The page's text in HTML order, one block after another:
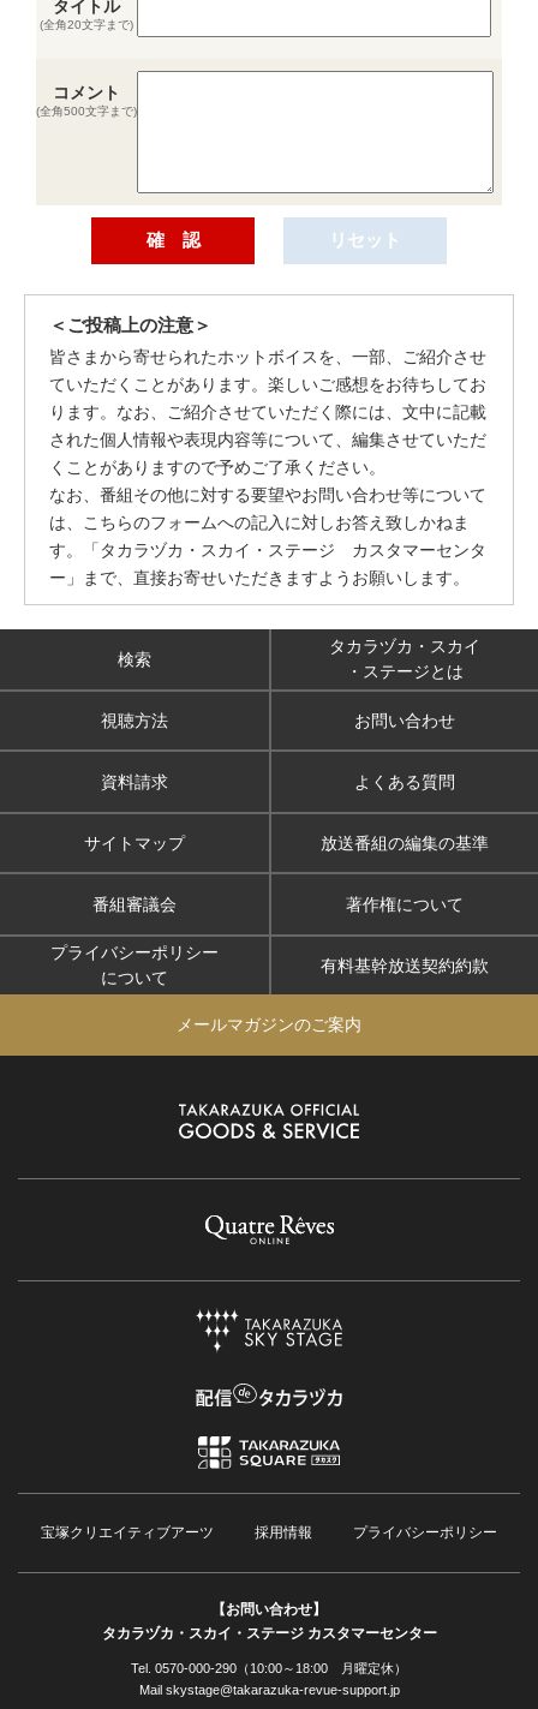
タイトル
(全角20文字まで)
コメント
(全角500文字まで)
＜ご投稿上の注意＞
皆さまから寄せられたホットボイスを、一部、ご紹介させ
ていただくことがあります。楽しいご感想をお待ちしてお
ります。なお、ご紹介させていただく際には、文中に記載
された個人情報や表現内容等について、編集させていただ
くことがありますので予めご了承ください。
なお、番組その他に対する要望やお問い合わせ等について
は、こちらのフォームへの記入に対しお答え致しかねま
す。「タカラヅカ・スカイ・ステージ カスタマーセンタ
ー」まで、直接お寄せいただきますようお願いします。
検索
タカラヅカ・スカイ
・ステージとは
視聴方法 お問い合わせ
資料請求 よくある質問
サイトマップ 放送番組の編集の基準
番組審議会 著作権について
プライバシーポリシー
について
有料基幹放送契約約款
メールマガジンのご案内
宝塚クリエイティブアーツ 採用情報 プライバシーポリシー
【お問い合わせ】
タカラヅカ・スカイ・ステージ カスタマーセンター
Tel. 0570-000-290（10:00～18:00 月曜定休）
Mail skystage@takarazuka-revue-support.jp